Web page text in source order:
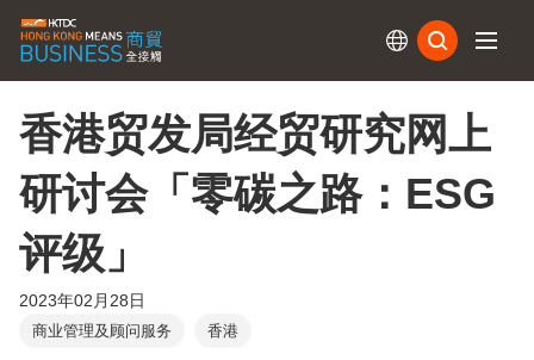
香港贸发局经贸研究网上
研讨会「零碳之路：ESG
评级」
2023年02月28日
商业管理及顾问服务 香港